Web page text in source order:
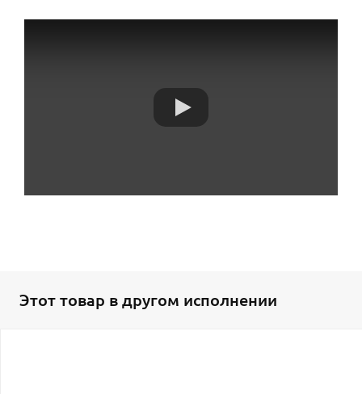
Этот товар в другом исполнении